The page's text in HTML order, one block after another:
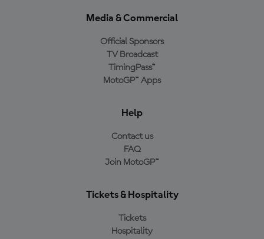
Media & Commercial
Official Sponsors
TV Broadcast
TimingPass™
MotoGP™ Apps
Help
Contact us
FAQ
Join MotoGP™
Tickets & Hospitality
Tickets
Hospitality